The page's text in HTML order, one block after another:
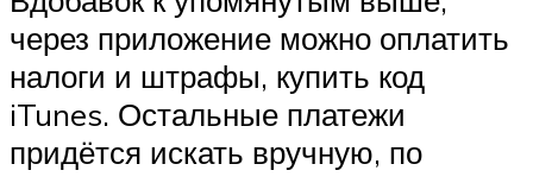
через приложение можно оплатить
налоги и штрафы, купить код
iTunes. Остальные платежи
придётся искать вручную, по